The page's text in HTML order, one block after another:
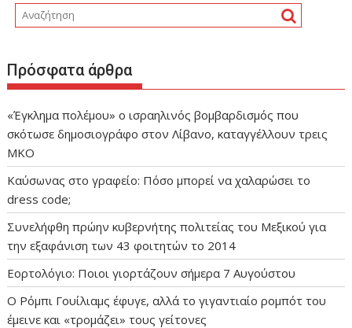
Πρόσφατα άρθρα
«Έγκλημα πολέμου» ο ισραηλινός βομβαρδισμός που
σκότωσε δημοσιογράφο στον Λίβανο, καταγγέλλουν τρεις
ΜΚΟ
Καύσωνας στο γραφείο: Πόσο μπορεί να χαλαρώσει το
dress code;
Συνελήφθη πρώην κυβερνήτης πολιτείας του Μεξικού για
την εξαφάνιση των 43 φοιτητών το 2014
Εορτολόγιο: Ποιοι γιορτάζουν σήμερα 7 Αυγούστου
Ο Ρόμπι Γουίλιαμς έφυγε, αλλά το γιγαντιαίο ρομπότ του
έμεινε και «τρομάζει» τους γείτονες